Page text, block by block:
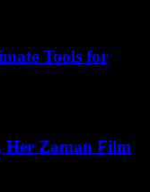
Tools for
Her Zaman Film